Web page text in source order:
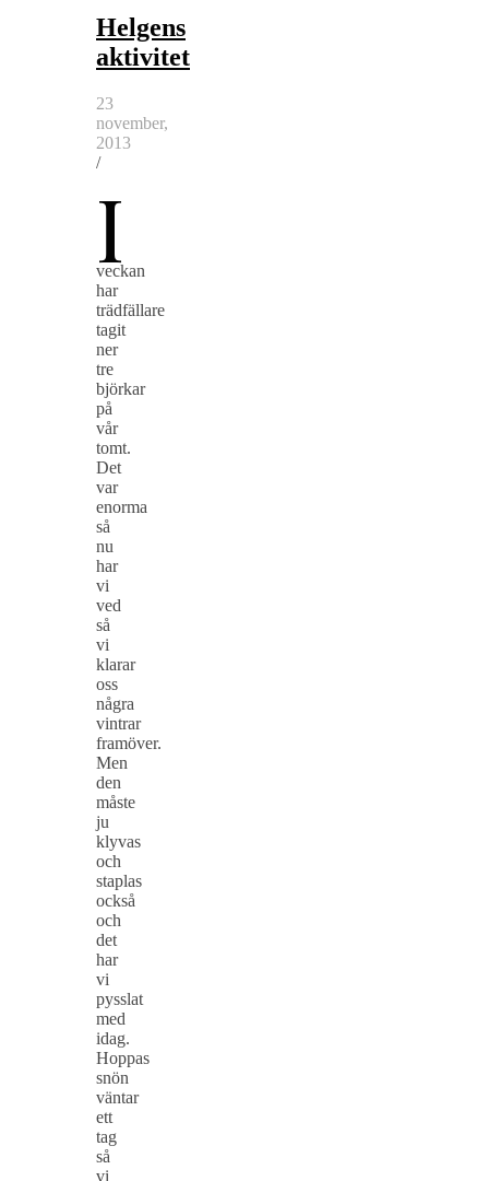
Helgens
aktivitet
23
november,
2013
/
I
veckan
har
trädfällare
tagit
ner
tre
björkar
på
vår
tomt.
Det
var
enorma
så
nu
har
vi
ved
så
vi
klarar
oss
några
vintrar
framöver.
Men
den
måste
ju
klyvas
och
staplas
också
och
det
har
vi
pysslat
med
idag.
Hoppas
snön
väntar
ett
tag
så
vi